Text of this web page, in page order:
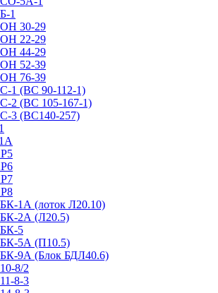
1
30-29
22-29
44-29
52-39
76-39
1 (ВС 90-112-1)
2 (ВС 105-167-1)
3 (ВС140-257)
1А (лоток Л20.10)
2А (Л20.5)
5
5А (П10.5)
9А (Блок БДЛ40.6)
8/2
8-3